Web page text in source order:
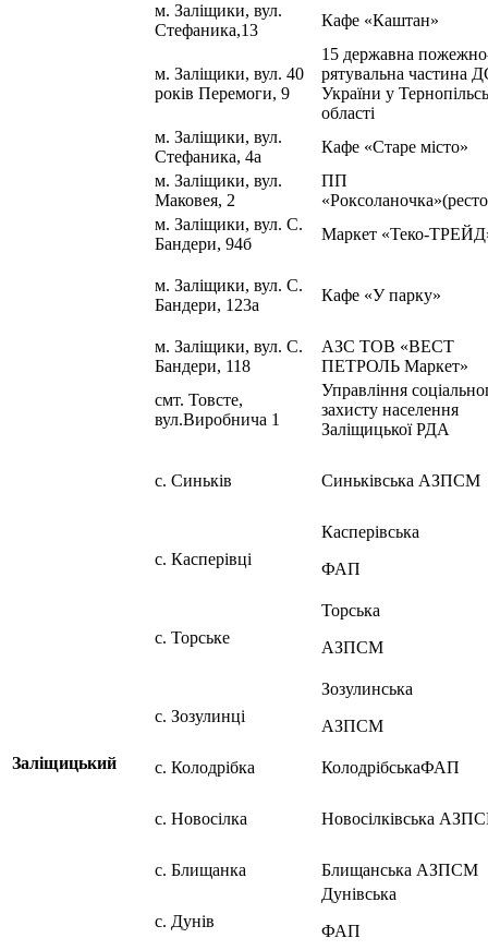
Заліщицький
м. Заліщики, вул.
Стефаника,13
Кафе «Каштан»
м. Заліщики, вул. 40
років Перемоги, 9
15 державна
рятувальна частина
України у
області
м. Заліщики, вул.
Стефаника, 4а
Кафе «Старе місто»
м. Заліщики, вул.
Маковея, 2
ПП
м. Заліщики, вул. С.
Бандери, 94б
Маркет «Теко-
м. Заліщики, вул. С.
Бандери, 123а
Кафе «У парку»
м. Заліщики, вул. С.
Бандери, 118
АЗС ТОВ «ВЕСТ
ПЕТРОЛЬ Маркет»
смт. Товсте,
вул.Виробнича 1
Управління
захисту населення
Заліщицької РДА
с. Синьків Синьківська АЗПСМ
с. Касперівці
Касперівська
ФАП
с. Торське
Торська
АЗПСМ
с. Зозулинці
Зозулинська
АЗПСМ
с. Колодрібка КолодрібськаФАП
с. Новосілка Новосілківська
с. Блищанка Блищанська АЗПСМ
с. Дунів
Дунівська
ФАП